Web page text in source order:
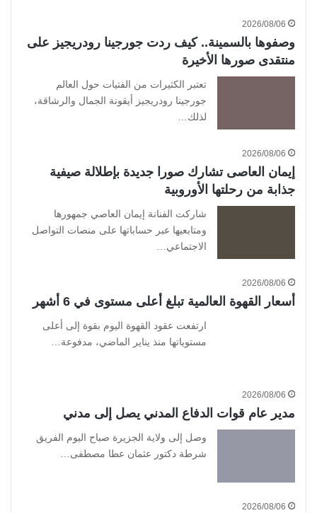
2026/08/06
وصفوها بالسمينة.. كيف ردت جورجينا رودريجيز على
منتقدى صورها الأخيرة
تعتبر الكثيرات من الفتيات حول العالم
جورجينا رودريجيز أيقونة الجمال والرشاقة،
لذلك…
2026/08/06
إيمان العاصى تشارك صورا جديدة بإطلالة صيفية
جذابة من رحلتها الأوروبية
شاركت الفنانة إيمان العاصي جمهورها
ومتابعيها عبر حساباتها على منصات التواصل
الاجتماعي…
2026/08/06
أسعار القهوة العالمية تبلغ أعلى مستوى في 6 أشهر
ارتفعت عقود القهوة اليوم بقوة إلى أعلى
مستوياتها منذ يناير الماضي، مدفوعة…
2026/08/06
مدير عام قوات الدفاع المدني يصل إلى مدني
وصل إلى ولاية الجزيرة صباح اليوم الفريق
شرطة دكتور عثمان عطا مصطفى…
2026/08/06